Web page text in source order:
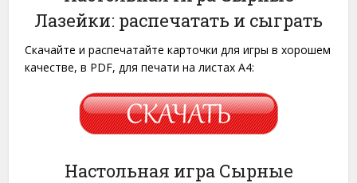
Лазейки: распечатать и сыграть
Скачайте и распечатайте карточки для игры в хорошем
качестве, в PDF, для печати на листах A4:
Настольная игра Сырные